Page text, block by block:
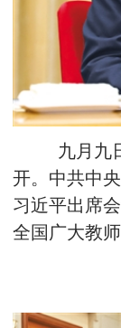
九月九日
开。中共中
习近平出席
全国广大教